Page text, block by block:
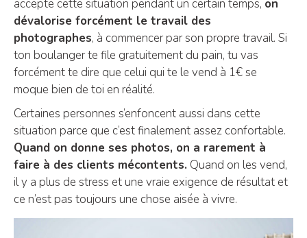
accepte cette situation pendant un certain temps, on
dévalorise forcément le travail des
photographes, à commencer par son propre travail. Si
ton boulanger te file gratuitement du pain, tu vas
forcément te dire que celui qui te le vend à 1€ se
moque bien de toi en réalité.
Certaines personnes s’enfoncent aussi dans cette
situation parce que c’est finalement assez confortable.
Quand on donne ses photos, on a rarement à
faire à des clients mécontents. Quand on les vend,
il y a plus de stress et une vraie exigence de résultat et
ce n’est pas toujours une chose aisée à vivre.